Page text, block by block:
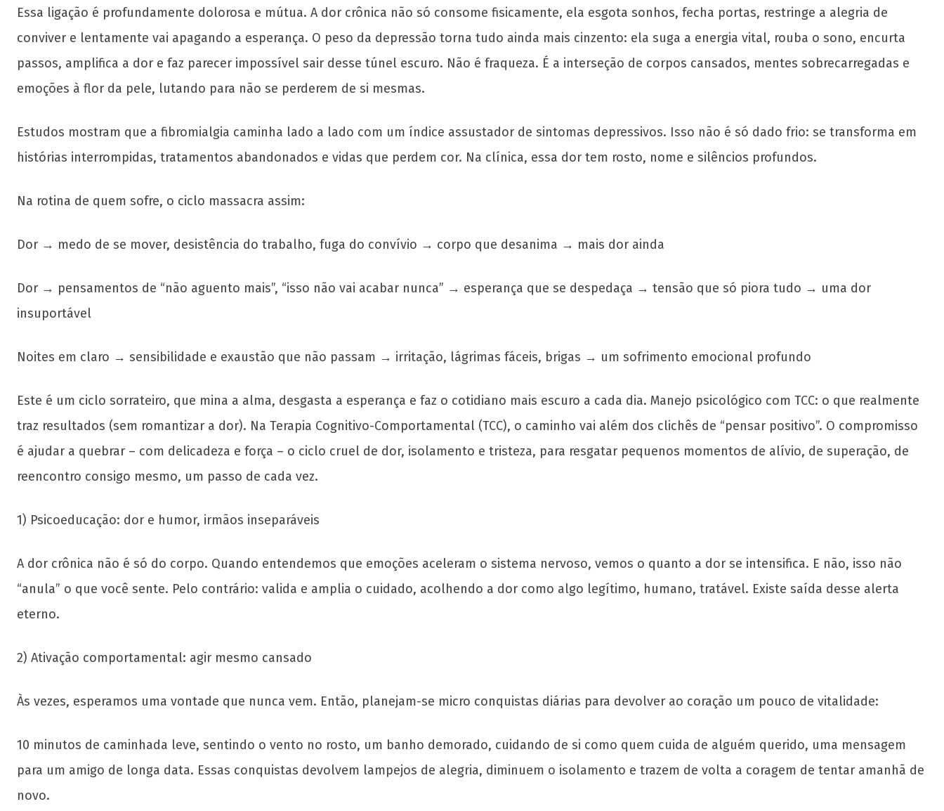
Essa ligação é profundamente dolorosa e mútua. A dor crônica não só consome fisicamente, ela esgota sonhos, fecha portas, restringe a alegria de
conviver e lentamente vai apagando a esperança. O peso da depressão torna tudo ainda mais cinzento: ela suga a energia vital, rouba o sono, encurta
passos, amplifica a dor e faz parecer impossível sair desse túnel escuro. Não é fraqueza. É a interseção de corpos cansados, mentes sobrecarregadas e
emoções à flor da pele, lutando para não se perderem de si mesmas.
Estudos mostram que a fibromialgia caminha lado a lado com um índice assustador de sintomas depressivos. Isso não é só dado frio: se transforma em
histórias interrompidas, tratamentos abandonados e vidas que perdem cor. Na clínica, essa dor tem rosto, nome e silêncios profundos.
Na rotina de quem sofre, o ciclo massacra assim:
Dor → medo de se mover, desistência do trabalho, fuga do convívio → corpo que desanima → mais dor ainda
Dor → pensamentos de “não aguento mais”, “isso não vai acabar nunca” → esperança que se despedaça → tensão que só piora tudo → uma dor
insuportável
Noites em claro → sensibilidade e exaustão que não passam → irritação, lágrimas fáceis, brigas → um sofrimento emocional profundo
Este é um ciclo sorrateiro, que mina a alma, desgasta a esperança e faz o cotidiano mais escuro a cada dia. Manejo psicológico com TCC: o que realmente
traz resultados (sem romantizar a dor). Na Terapia Cognitivo-Comportamental (TCC), o caminho vai além dos clichês de “pensar positivo”. O compromisso
é ajudar a quebrar – com delicadeza e força – o ciclo cruel de dor, isolamento e tristeza, para resgatar pequenos momentos de alívio, de superação, de
reencontro consigo mesmo, um passo de cada vez.
1) Psicoeducação: dor e humor, irmãos inseparáveis
A dor crônica não é só do corpo. Quando entendemos que emoções aceleram o sistema nervoso, vemos o quanto a dor se intensifica. E não, isso não
“anula” o que você sente. Pelo contrário: valida e amplia o cuidado, acolhendo a dor como algo legítimo, humano, tratável. Existe saída desse alerta
eterno.
2) Ativação comportamental: agir mesmo cansado
Às vezes, esperamos uma vontade que nunca vem. Então, planejam-se micro conquistas diárias para devolver ao coração um pouco de vitalidade:
10 minutos de caminhada leve, sentindo o vento no rosto, um banho demorado, cuidando de si como quem cuida de alguém querido, uma mensagem
para um amigo de longa data. Essas conquistas devolvem lampejos de alegria, diminuem o isolamento e trazem de volta a coragem de tentar amanhã de
novo.